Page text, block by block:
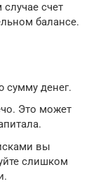
счет
балансе.
сумму денег.
Это может
вы
слишком